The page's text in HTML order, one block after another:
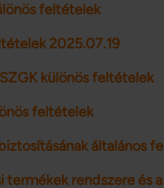
feltételek
2025.07.19
különös feltételek
feltételek
általános
rendszere és